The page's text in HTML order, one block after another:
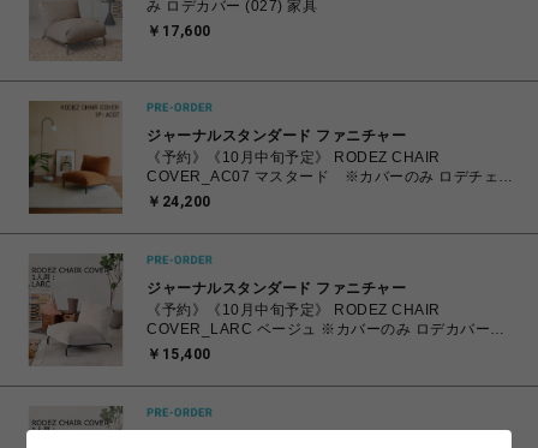
み ロデカバー (027) 家具
￥17,600
ジャーナルスタンダード ファニチャー
《予約》《10月中旬予定》 RODEZ CHAIR
COVER_AC07 マスタード ※カバーのみ ロデチェア
カバー (086) 700
￥24,200
ジャーナルスタンダード ファニチャー
《予約》《10月中旬予定》 RODEZ CHAIR
COVER_LARC ベージュ ※カバーのみ ロデカバー
（027） 700
￥15,400